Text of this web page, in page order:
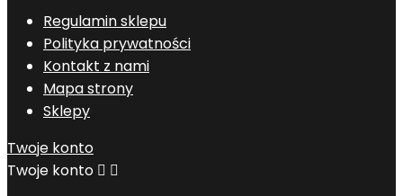
Regulamin sklepu
Polityka prywatności
Kontakt z nami
Mapa strony
Sklepy
Twoje konto
Twoje konto  